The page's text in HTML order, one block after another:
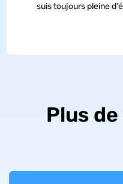
suis toujours pleine
Plus